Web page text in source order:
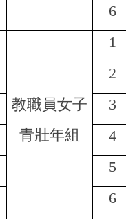
6
教職員女子
青壯年組
1
2
3
4
5
6